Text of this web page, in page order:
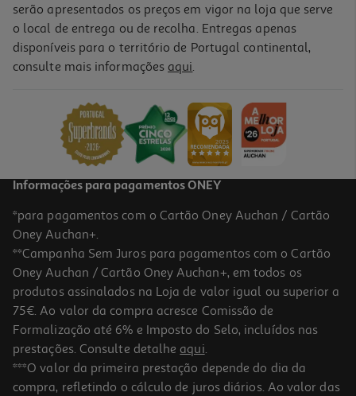
Suplemento Prozis Multi Probiótico 30 Doses
13,99 €
4.0
Suplemento Plantanatur Extra Barriguinha 30 Caps
0.19 €/un
serão apresentados os preços em vigor na loja que serve
o local de entrega ou de recolha. Entregas apenas
disponíveis para o território de Portugal continental,
consulte mais informações aqui.
Informações para pagamentos ONEY
*para pagamentos com o Cartão Oney Auchan / Cartão
Oney Auchan+.
**Campanha Sem Juros para pagamentos com o Cartão
Oney Auchan / Cartão Oney Auchan+, em todos os
produtos assinalados na Loja de valor igual ou superior a
75€. Ao valor da compra acresce Comissão de
Formalização até 6% e Imposto do Selo, incluídos nas
prestações. Consulte detalhe aqui.
***O valor da primeira prestação depende do dia da
compra, refletindo o cálculo de juros diários. Ao valor das